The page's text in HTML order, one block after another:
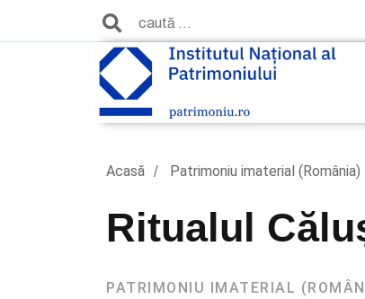
Acasă Patrimoniu imaterial (România)
Ritualul
PATRIMONIU IMATERIAL